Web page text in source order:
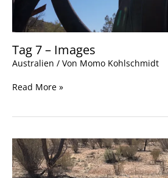
Tag 7 – Images
Australien / Von Momo Kohlschmidt
Read More »
Tag
6
–
Einlass